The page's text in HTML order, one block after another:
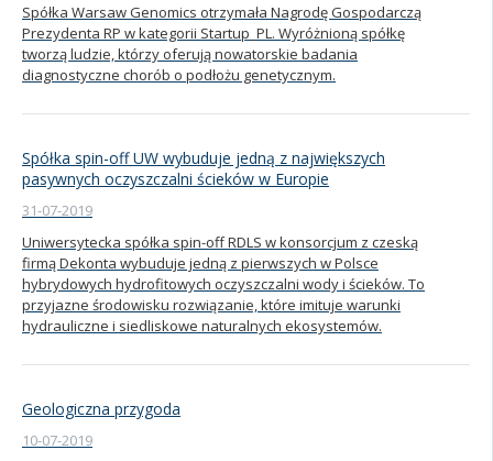
Spółka Warsaw Genomics otrzymała Nagrodę Gospodarczą
Prezydenta RP w kategorii Startup_PL. Wyróżnioną spółkę
tworzą ludzie, którzy oferują nowatorskie badania
diagnostyczne chorób o podłożu genetycznym.
Spółka spin-off UW wybuduje jedną z największych
pasywnych oczyszczalni ścieków w Europie
31-07-2019
Uniwersytecka spółka spin-off RDLS w konsorcjum z czeską
firmą Dekonta wybuduje jedną z pierwszych w Polsce
hybrydowych hydrofitowych oczyszczalni wody i ścieków. To
przyjazne środowisku rozwiązanie, które imituje warunki
hydrauliczne i siedliskowe naturalnych ekosystemów.
Geologiczna przygoda
10-07-2019